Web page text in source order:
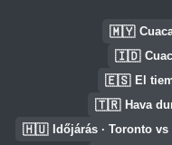
🇲🇾
🇮🇩
🇪🇸 El
🇹🇷 Hava
🇭🇺 Időjárás · Toronto